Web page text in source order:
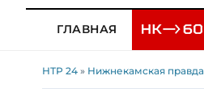
ГЛАВНАЯ
НТР 24 » Нижнекамская правда